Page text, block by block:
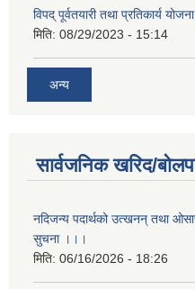
विपद् पूर्वतयारी तथा प्रतिकार्य
मिति: 08/29/2023 - 15:14
अन्य
सार्वजनिक खरिद/
नदिजन्य पदार्थको उत्खनन् तथा
सुचना ।।।
मिति: 06/16/2026 - 18:26